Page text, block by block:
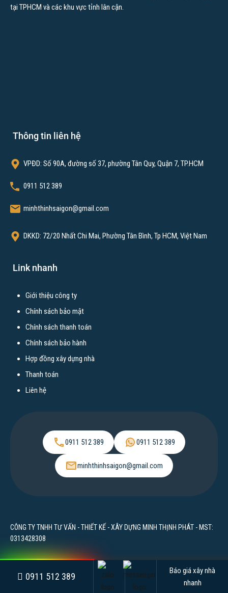
Thông tin liên hệ
VPĐD: Số 90A, đường số 37, phường Tân Quy, Quận 7, TP.HCM
0911 512 389
minhthinhsaigon@gmail.com
DKKD: 72/20 Nhất Chi Mai, Phường Tân Bình, Tp HCM, Việt Nam
Link nhanh
Giới thiệu công ty
Chính sách bảo mật
Chính sách thanh toán
Chính sách bảo hành
Hợp đồng xây dựng nhà
Thanh toán
Liên hệ
0911 512 389 0911 512 389
minhthinhsaigon@gmail.com
CÔNG TY TNHH TƯ VẤN - THIẾT KẾ - XÂY DỰNG MINH THỊNH PHÁT - MST:
0313428308
0911 512 389
Báo giá xây nhà
nhanh